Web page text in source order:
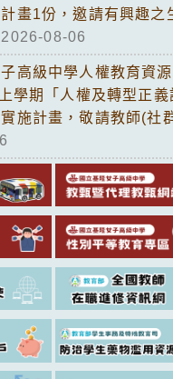
畫1份，邀請有興趣之
2026-08-06
高級中學人權教育資
學期「人權及轉型正義
施計畫，敬請教師(社